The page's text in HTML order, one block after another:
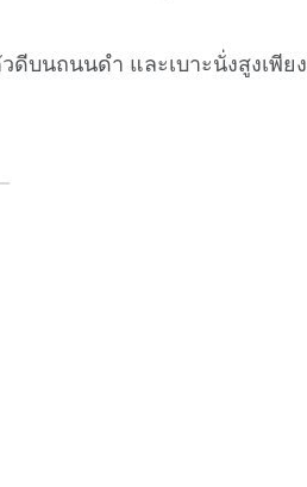
บนถนนดำ และเบาะนั่งสูงเพียง